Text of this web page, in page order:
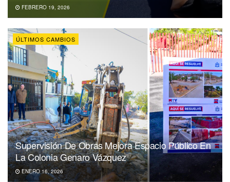
FEBRERO 19, 2026
ÚLTIMOS CAMBIOS
Supervisión De Obras Mejora Espacio Público En
La Colonia Genaro Vázquez
ENERO 16, 2026